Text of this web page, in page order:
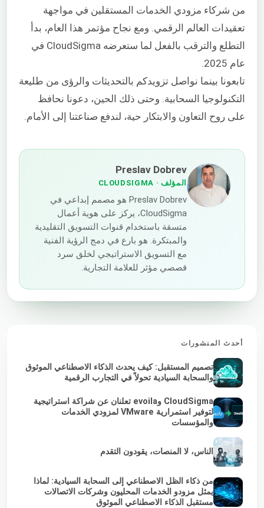
من شركاء مزودي الخدمات المستقلين في مواجهة
تعقيدات العالم الرقمي. ومع نجاح مؤتمر هذا العام، بدأ
التطلع والترقب بالفعل لما ستعرضه CloudSigma في
عام 2025.
تابعونا بينما نواصل تزويدكم بالتحديثات والرؤى من طليعة
التكنولوجيا السحابية. وحتى ذلك الحين، دعونا نحافظ
على روح التعاون والابتكار حية، لندفع صناعتنا إلى الأمام.
Preslav Dobrev
المؤلف· CLOUDSIGMA
Preslav Dobrev هو مصمم إبداعي في
CloudSigma، يركز على هوية أعمال
متسقة باستخدام قنوات التسويق التقليدية
والمبتكرة. هو بارع في دمج الرؤية الفنية
مع التسويق الاستراتيجي لخلق سرد
قصصي مؤثر للعلامة التجارية.
أحدث المنشورات
تصميم المستقبل: كيف يحدث الذكاء الاصطناعي الموثوق
والسحابة السيادية تحولاً في التجارب الرقمية
CloudSigma وevoila تعلنان عن شراكة استراتيجية
لتوفير استمرارية VMware لمزودي الخدمات
والمؤسسات
الناس، لا المنصات، يقودون التقدم
من ذكاء الظل الاصطناعي إلى السحابة السيادية: لماذا
يمثل مزودو الخدمات المحليون وشركات الاتصالات
مستقبل الذكاء الاصطناعي الموثوق